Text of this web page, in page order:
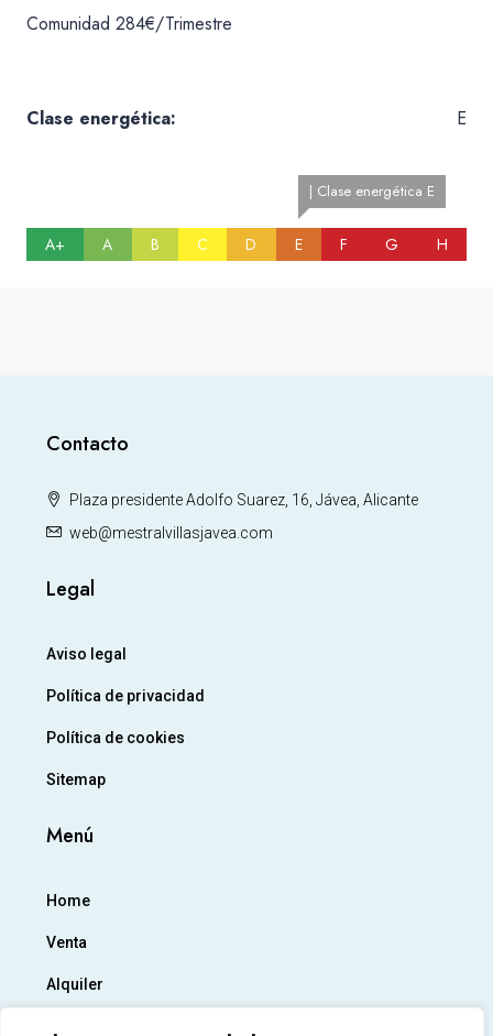
Comunidad 284€/Trimestre
Clase energética: E
A+ A B C D
| Clase energética E
E F G H
Contacto
Plaza presidente Adolfo Suarez, 16, Jávea, Alicante
web@mestralvillasjavea.com
Legal
Aviso legal
Política de privacidad
Política de cookies
Sitemap
Menú
Home
Venta
Alquiler